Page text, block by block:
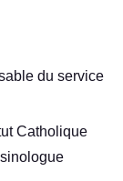
du service
Catholique